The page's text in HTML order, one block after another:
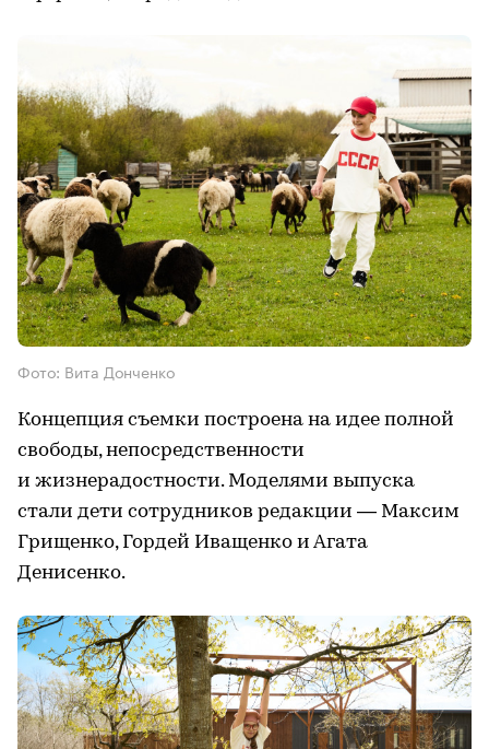
Фото: Вита Донченко
Концепция съемки построена на идее полной
свободы, непосредственности
и жизнерадостности. Моделями выпуска
стали дети сотрудников редакции — Максим
Грищенко, Гордей Иващенко и Агата
Денисенко.